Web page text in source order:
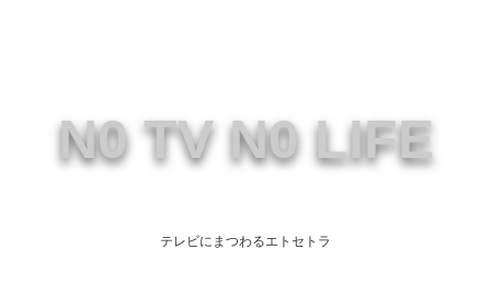
N0 TV N0 LIFE
テレビにまつわるエトセトラ